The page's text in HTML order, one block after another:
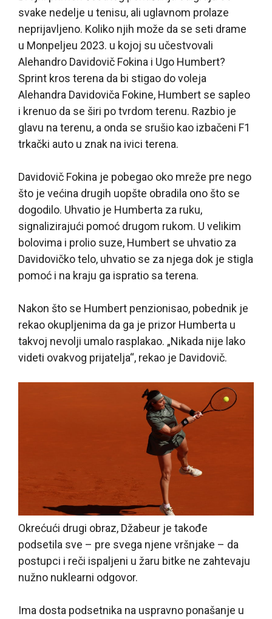
svake nedelje u tenisu, ali uglavnom prolaze
neprijavljeno. Koliko njih može da se seti drame
u Monpeljeu 2023. u kojoj su učestvovali
Alehandro Davidovič Fokina i Ugo Humbert?
Sprint kros terena da bi stigao do voleja
Alehandra Davidoviča Fokine, Humbert se sapleo
i krenuo da se širi po tvrdom terenu. Razbio je
glavu na terenu, a onda se srušio kao izbačeni F1
trkački auto u znak na ivici terena.
Davidovič Fokina je pobegao oko mreže pre nego
što je većina drugih uopšte obradila ono što se
dogodilo. Uhvatio je Humberta za ruku,
signalizirajući pomoć drugom rukom. U velikim
bolovima i prolio suze, Humbert se uhvatio za
Davidovičko telo, uhvatio se za njega dok je stigla
pomoć i na kraju ga ispratio sa terena.
Nakon što se Humbert penzionisao, pobednik je
rekao okupljenima da ga je prizor Humberta u
takvoj nevolji umalo rasplakao. „Nikada nije lako
videti ovakvog prijatelja“, rekao je Davidovič.
Okrećući drugi obraz, Džabeur je takođe
podsetila sve – pre svega njene vršnjake – da
postupci i reči ispaljeni u žaru bitke ne zahtevaju
nužno nuklearni odgovor.
Ima dosta podsetnika na uspravno ponašanje u